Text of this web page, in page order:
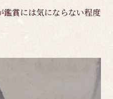
鑑賞には気にならない程度